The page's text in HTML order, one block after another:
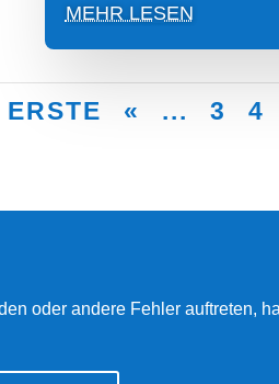
MEHR LESEN
ERSTE « ... 3 4
oder andere Fehler auftreten,